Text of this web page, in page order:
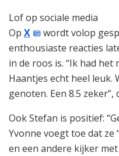
Lof op sociale media
Op X
wordt volop
enthousiaste reacties
in de roos is. “Ik had
Haantjes echt heel leuk.
genoten. Een 8.5
Ook Stefan is positief:
Yvonne voegt toe dat ze
en een andere kijker